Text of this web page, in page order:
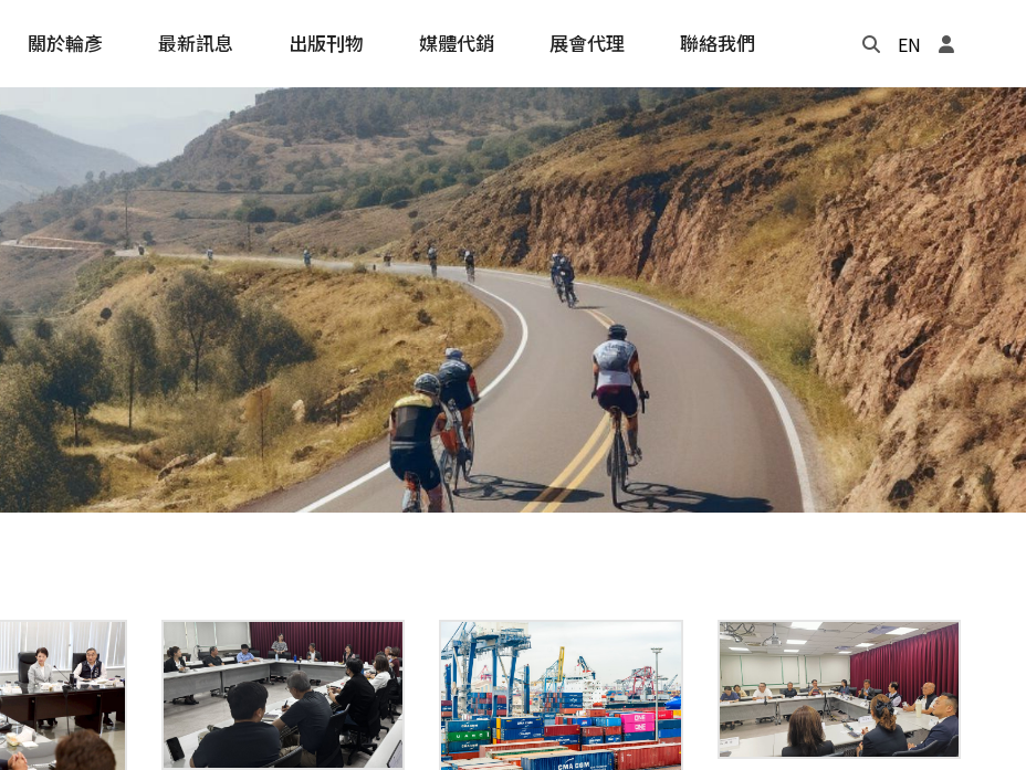
關於輪彥 最新訊息 出版刊物
自行車&電動車市場快訊
Bike & E-Bike Market
Update
單車誌 Cycling Update
簡體版 單車志 Bicycling
戶外探索 Outside
主題書籍
年度記事本
媒體代銷 展會代理 聯絡我們 EN